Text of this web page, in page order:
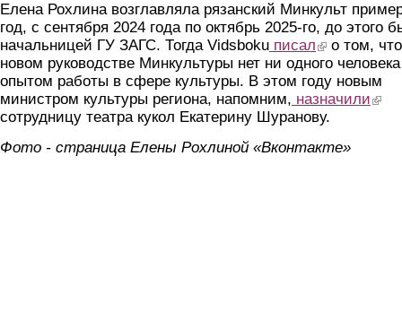
Елена Рохлина возглавляла рязанский Минкульт
год, с сентября 2024 года по октябрь 2025-го, до этого
начальницей ГУ ЗАГС. Тогда Vidsboku писал (link is external)
о том,
новом руководстве Минкультуры нет ни одного
опытом работы в сфере культуры. В этом году новым
министром культуры региона, напомним, назначили (link
сотрудницу театра кукол Екатерину Шуранову.
Фото - страница Елены Рохлиной «Вконтакте»